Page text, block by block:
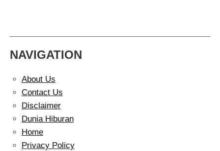
NAVIGATION
About Us
Contact Us
Disclaimer
Dunia Hiburan
Home
Privacy Policy